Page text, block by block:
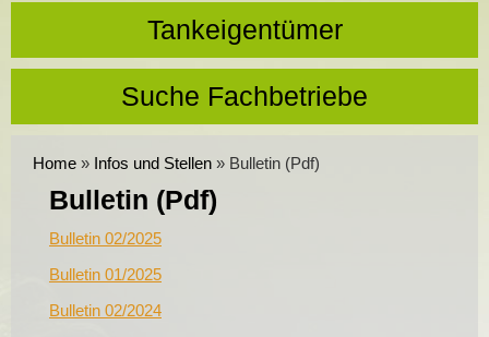
Tankeigentümer
Suche Fachbetriebe
Home » Infos und Stellen » Bulletin (Pdf)
Bulletin (Pdf)
Bulletin 02/2025
Bulletin 01/2025
Bulletin 02/2024